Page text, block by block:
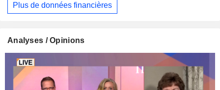
Plus de données financières
Analyses / Opinions